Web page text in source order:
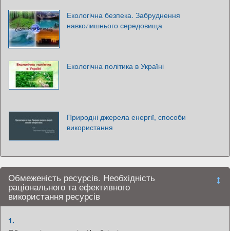
Екологічна безпека. Забруднення
навколишнього середовища
Екологічна політика в Україні
Природні джерела енергії, способи
використання
Обмеженість ресурсів. Необхідність
раціонального та ефективного
використання ресурсів
1.